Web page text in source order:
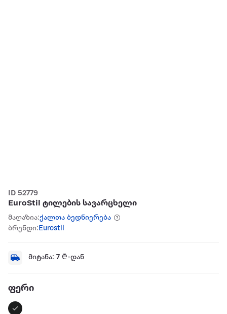
ID 52779
EuroStil ტილების სავარცხელი
მაღაზია:ქალთა ბედნიერება
ბრენდი: Eurostil
მიტანა: 7 ₾-დან
ფერი